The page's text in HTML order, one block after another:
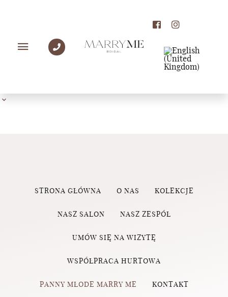
PANNY MŁODE MARRY
STRONA GŁÓWNA O NAS KOLEKCJE
NASZ SALON NASZ ZESPÓŁ
UMÓW SIĘ NA WIZYTĘ
WSPÓŁPRACA HURTOWA
PANNY MŁODE MARRY ME KONTAKT